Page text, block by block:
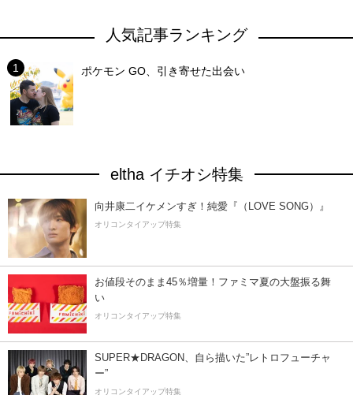
人気記事ランキング
ポケモン GO、引き寄せた出会い
eltha イチオシ特集
向井康二イケメンすぎ！純愛『（LOVE SONG）』
オリコンタイアップ特集
お値段そのまま45％増量！ファミマ夏の大盤振る舞
い
オリコンタイアップ特集
SUPER★DRAGON、自ら描いた”レトロフューチャ
ー”
オリコンタイアップ特集